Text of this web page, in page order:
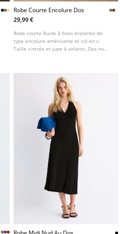
Robe Courte Encolure Dos
29,99 €
Robe courte fluide à fines bretelles de
type encolure américaine et col en v.
Taille cintrée et jupe à volants. Dos nu